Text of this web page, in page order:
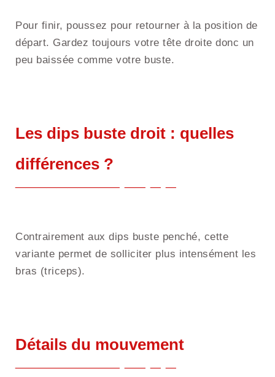
Pour finir, poussez pour retourner à la position de
départ. Gardez toujours votre tête droite donc un
peu baissée comme votre buste.
Les dips buste droit : quelles
différences ?
Contrairement aux dips buste penché, cette
variante permet de solliciter plus intensément les
bras (triceps).
Détails du mouvement